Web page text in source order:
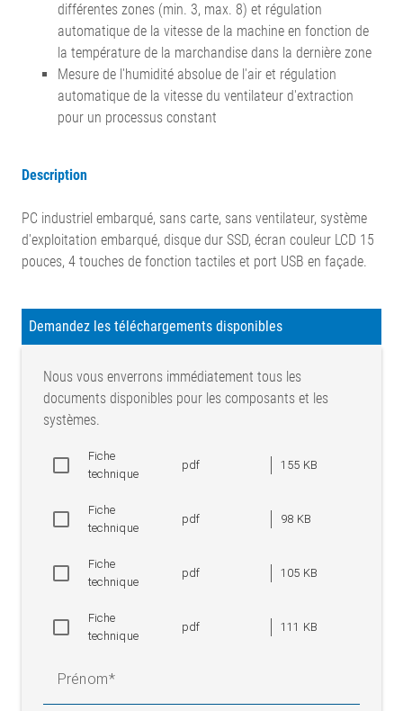
différentes zones (min. 3, max. 8) et régulation
automatique de la vitesse de la machine en fonction de
la température de la marchandise dans la dernière zone
Mesure de l'humidité absolue de l'air et régulation
automatique de la vitesse du ventilateur d'extraction
pour un processus constant
Description
PC industriel embarqué, sans carte, sans ventilateur, système
d'exploitation embarqué, disque dur SSD, écran couleur LCD 15
pouces, 4 touches de fonction tactiles et port USB en façade.
Demandez les téléchargements disponibles
Nous vous enverrons immédiatement tous les
documents disponibles pour les composants et les
systèmes.
Fiche
technique
pdf 155 KB
Fiche
technique
pdf 98 KB
Fiche
technique
pdf 105 KB
Fiche
technique
pdf 111 KB
Prénom